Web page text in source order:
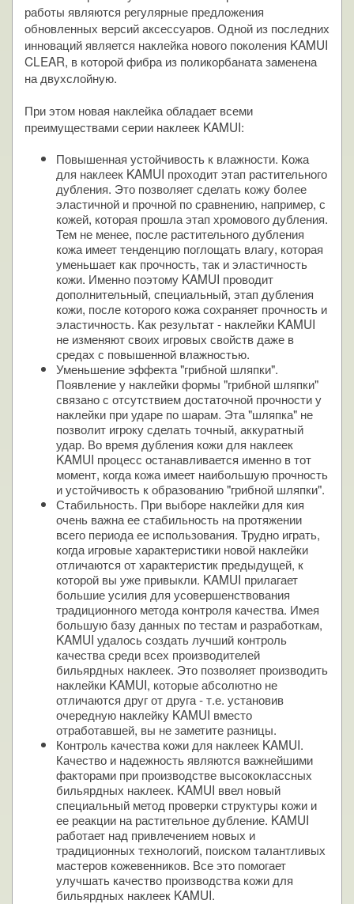
работы являются регулярные предложения
обновленных версий аксессуаров. Одной из последних
инноваций является наклейка нового поколения KAMUI
CLEAR, в которой фибра из поликорбаната заменена
на двухслойную.
При этом новая наклейка обладает всеми
преимуществами серии наклеек KAMUI:
Повышенная устойчивость к влажности. Кожа
для наклеек KAMUI проходит этап растительного
дубления. Это позволяет сделать кожу более
эластичной и прочной по сравнению, например, с
кожей, которая прошла этап хромового дубления.
Тем не менее, после растительного дубления
кожа имеет тенденцию поглощать влагу, которая
уменьшает как прочность, так и эластичность
кожи. Именно поэтому KAMUI проводит
дополнительный, специальный, этап дубления
кожи, после которого кожа сохраняет прочность и
эластичность. Как результат - наклейки KAMUI
не изменяют своих игровых свойств даже в
средах с повышенной влажностью.
Уменьшение эффекта "грибной шляпки".
Появление у наклейки формы "грибной шляпки"
связано с отсутствием достаточной прочности у
наклейки при ударе по шарам. Эта "шляпка" не
позволит игроку сделать точный, аккуратный
удар. Во время дубления кожи для наклеек
KAMUI процесс останавливается именно в тот
момент, когда кожа имеет наибольшую прочность
и устойчивость к образованию "грибной шляпки".
Стабильность. При выборе наклейки для кия
очень важна ее стабильность на протяжении
всего периода ее использования. Трудно играть,
когда игровые характеристики новой наклейки
отличаются от характеристик предыдущей, к
которой вы уже привыкли. KAMUI прилагает
большие усилия для усовершенствования
традиционного метода контроля качества. Имея
большую базу данных по тестам и разработкам,
KAMUI удалось создать лучший контроль
качества среди всех производителей
бильярдных наклеек. Это позволяет производить
наклейки KAMUI, которые абсолютно не
отличаются друг от друга - т.е. установив
очередную наклейку KAMUI вместо
отработавшей, вы не заметите разницы.
Контроль качества кожи для наклеек KAMUI.
Качество и надежность являются важнейшими
факторами при производстве высококлассных
бильярдных наклеек. KAMUI ввел новый
специальный метод проверки структуры кожи и
ее реакции на растительное дубление. KAMUI
работает над привлечением новых и
традиционных технологий, поиском талантливых
мастеров кожевенников. Все это помогает
улучшать качество производства кожи для
бильярдных наклеек KAMUI.